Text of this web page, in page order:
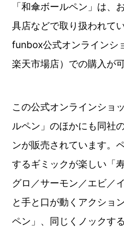
「和傘ボールペン」は、
具店などで取り扱われて
funbox公式オンラインシ
楽天市場店）での購入が可
この公式オンラインショ
ルペン」のほかにも同社
ンが販売されています。
するギミックが楽しい「
グロ／サーモン／エビ／
と手と口が動くアクショ
ペン」、同じくノックす